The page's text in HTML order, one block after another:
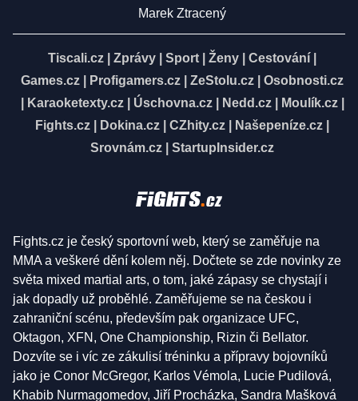
Marek Ztracený
Tiscali.cz Zprávy Sport Ženy Cestování
Games.cz
Profigamers.cz ZeStolu.cz
Osobnosti.cz
Karaoketexty.cz| Úschovna.cz| Nedd.cz| Moulík.cz|
Fights.cz
Dokina.cz CZhity.cz Našepeníze.cz
Srovnám.cz
StartupInsider.cz
Fights.cz je český sportovní web, který se zaměřuje na
MMA a veškeré dění kolem něj. Dočtete se zde novinky ze
světa mixed martial arts, o tom, jaké zápasy se chystají i
jak dopadly už proběhlé. Zaměřujeme se na českou i
zahraniční scénu, především pak organizace UFC,
Oktagon, XFN, One Championship, Rizin či Bellator.
Dozvíte se i víc ze zákulisí tréninku a přípravy bojovníků
jako je Conor McGregor, Karlos Vémola, Lucie Pudilová,
Khabib Nurmagomedov, Jiří Procházka, Sandra Mašková